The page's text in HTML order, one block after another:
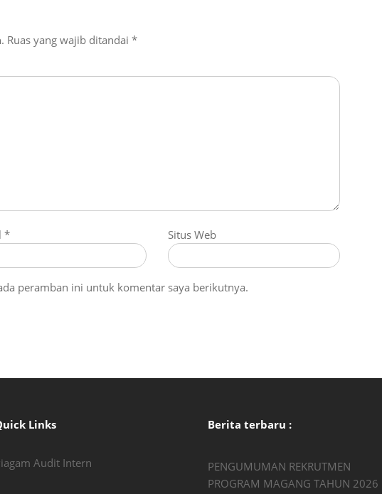
Ruas yang wajib ditandai *
* Situs Web
peramban ini untuk komentar saya berikutnya.
Links
Audit Intern
Berita terbaru :
PENGUMUMAN REKRUTMEN
PROGRAM MAGANG TAHUN 2026